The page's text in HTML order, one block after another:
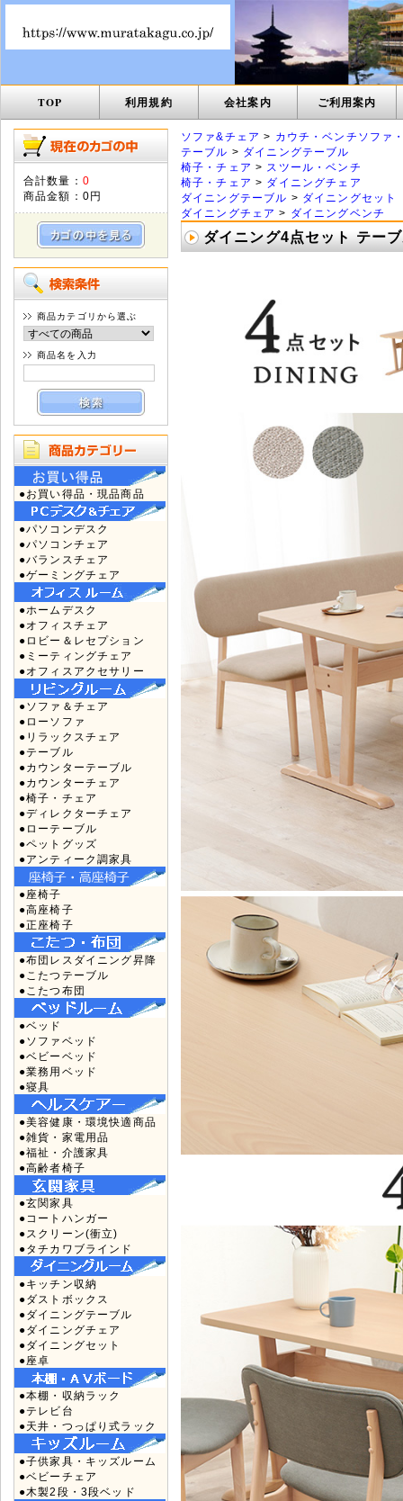
TOP 利用規約 会社案内 ご利用案内
合計数量： 0
商品金額： 0円
商品カテゴリから選ぶ
商品名を入力
●お買い得品・現品商品
●パソコンデスク
●パソコンチェア
●バランスチェア
●ゲーミングチェア
●ホームデスク
●オフィスチェア
●ロビー＆レセプション
●ミーティングチェア
●オフィスアクセサリー
●ソファ＆チェア
●ローソファ
●リラックスチェア
●テーブル
●カウンターテーブル
●カウンターチェア
●椅子・チェア
●ディレクターチェア
●ローテーブル
●ペットグッズ
●アンティーク調家具
●座椅子
●高座椅子
●正座椅子
●布団レスダイニング昇降
●こたつテーブル
●こたつ布団
●ベッド
●ソファベッド
●ベビーベッド
●業務用ベッド
●寝具
●美容健康・環境快適商品
●雑貨・家電用品
●福祉・介護家具
●高齢者椅子
●玄関家具
●コートハンガー
●スクリーン(衝立)
●タチカワブラインド
●キッチン収納
●ダストボックス
●ダイニングテーブル
●ダイニングチェア
●ダイニングセット
●座卓
●本棚・収納ラック
●テレビ台
●天井・つっぱり式ラック
●子供家具・キッズルーム
●ベビーチェア
●木製2段・3段ベッド
ソファ&チェア > カウチ・ベンチソファ
テーブル > ダイニングテーブル
椅子・チェア > スツール・ベンチ
椅子・チェア > ダイニングチェア
ダイニングテーブル > ダイニングセット
ダイニングチェア > ダイニングベンチ
ダイニング4点セット テー